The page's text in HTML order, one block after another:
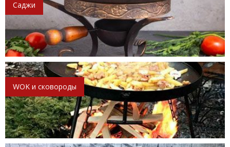
Саджи
WOK и сковороды